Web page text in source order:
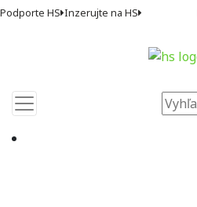
Podporte HS Inzerujte na HS